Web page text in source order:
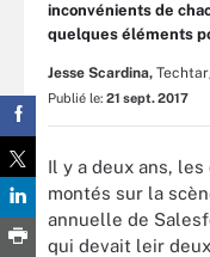
inconvénients de
quelques éléments
Jesse Scardina,
Publié le: 21 sept. 2017
Il y a deux ans,
montés sur la
annuelle de
qui devait leir